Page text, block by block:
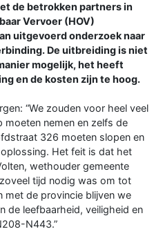
de betrokken partners in
Vervoer (HOV)
uitgevoerd onderzoek naar
De uitbreiding is niet
mogelijk, het heeft
en de kosten zijn te hoog.
“We zouden voor heel veel
nemen en zelfs de
326 moeten slopen en
Het feit is dat het
wethouder gemeente
tijd nodig was om tot
met de provincie blijven we
de leefbaarheid, veiligheid en
N443.”